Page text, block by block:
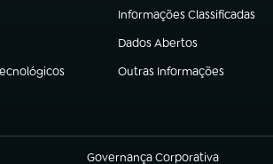
Informações Classificadas
(abre em nova aba)
Dados Abertos
(abre em nova aba)
Outras Informações
(abre em nova aba)
Governança Corporativa